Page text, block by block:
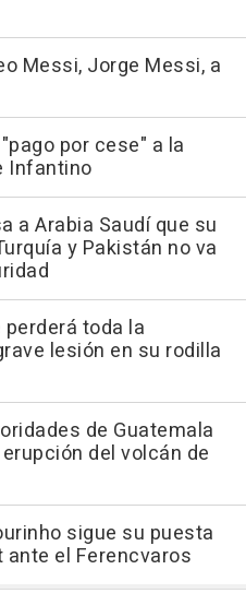
Messi, Jorge Messi, a
por cese" a la
Infantino
a Arabia Saudí que su
y Pakistán no va
toda la
lesión en su rodilla
de Guatemala
del volcán de
sigue su puesta
ante el Ferencvaros